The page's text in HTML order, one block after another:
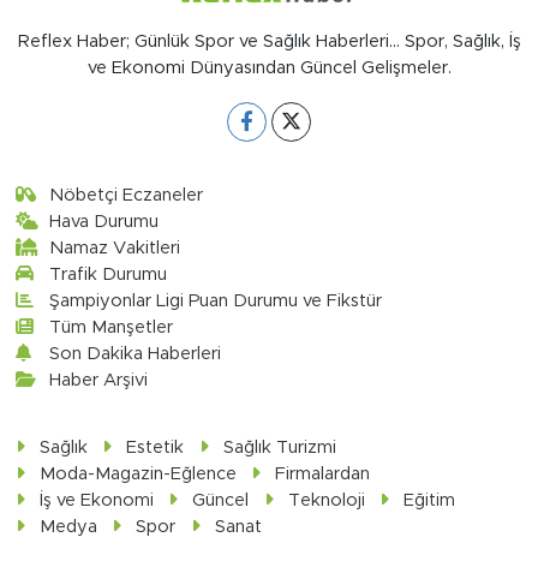
Reflex Haber; Günlük Spor ve Sağlık Haberleri... Spor, Sağlık, İş
ve Ekonomi Dünyasından Güncel Gelişmeler.
Nöbetçi Eczaneler
Hava Durumu
Namaz Vakitleri
Trafik Durumu
Şampiyonlar Ligi Puan Durumu ve Fikstür
Tüm Manşetler
Son Dakika Haberleri
Haber Arşivi
Sağlık Estetik
Sağlık Turizmi
Moda-Magazin-Eğlence
Firmalardan
İş ve Ekonomi
Güncel Teknoloji
Eğitim
Medya
Spor Sanat